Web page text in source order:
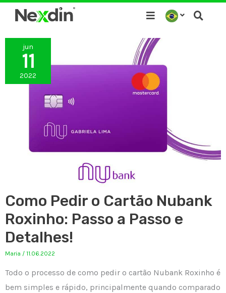
para
conteúdo
jun
11
2022
Como Pedir o Cartão Nubank
Roxinho: Passo a Passo e
Detalhes!
Maria / 11.06.2022
Todo o processo de como pedir o cartão Nubank Roxinho é
bem simples e rápido, principalmente quando comparado